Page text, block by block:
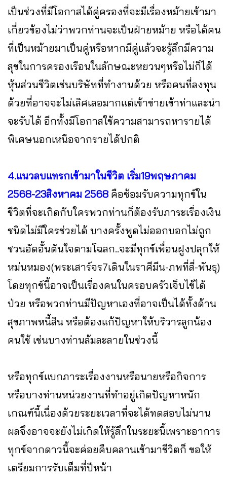
เป็นช่วงที่มีโอกาสได้คู่ครองที่จะมีเรื่องหม้ายเข้ามา
เกี่ยวข้องไม่ว่าพวกท่านจะเป็นฝ่ายหม้าย หรือได้คน
ที่เป็นหม้ายมาเป็นคู่หรือหากมีคู่แล้วจะรู้สึกมีความ
สุขในการครองเรือนในลักษณะหยวนๆหรือไม่ก็ได้
หุ้นส่วนชีวิตเช่นบริษัทที่ทำงานด้วย หรือคนที่ลงทุน
ด้วยที่อาจจะไม่เลิศเลอมากแต่เข้าข่ายเข้าท่าและน่า
จะรับได้ อีกทั้งมีโอกาสใช้ความสามารถหารายได้
พิเศษนอกเหนือจากรายได้ปกติ
4.แนวลบแทรกเข้ามาในชีวิต เริ่ม19พฤษภาคม
2568-23สิงหาคม 2568 คือซ้อมรับความทุกข์ใน
ชีวิตที่จะเกิดกับใครพวกท่านก็ต้องรับภาระเรื่องเงิน
ชนิดไม่มีใครช่วยได้ บางครั้งพูดไม่ออกบอกไม่ถูก
ชวนอัดอั้นตันใจตามโฉลก..จะมีทุกข์เพื่อนฝูงปลุกให้
หม่นหมอง(พระเสาร์จร7เดินในราศีมีน-ภพที่สี่-พันธุ)
โดยทุกข์นี้อาจเป็นเรื่องคนในครอบครัวเจ็บไข้ได้
ป่วย หรือพวกท่านมีปัญหาเองที่อาจเป็นได้ทั้งด้าน
สุขภาพหนี้สิน หรือต้องแก้ปัญหาให้บริวารลูกน้อง
คนใช้ เช่นบางท่านล้มละลายในช่วงนี้
หรือทุกข์แบกภาระเรื่องงานหรือนายหรือกิจการ
หรือบางท่านหน่วยงานที่ทำอยู่เกิดปัญหาหนัก
เกณฑ์นี้เนื่องด้วยระยะเวลาที่จะได้ทดสอบไม่นาน
ผลจึงอาจจะยังไม่เกิดให้รู้สึกในระยะนี้เพราะอาการ
ทุกข์จากดาวนี้จะค่อยคืบคลานเข้ามาชีวิตก็ ขอให้
เตรียมการรับเต็มที่ปีหน้า